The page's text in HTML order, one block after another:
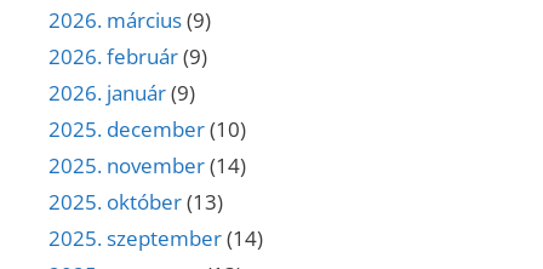
2026. március(9)
2026. február(9)
2026. január(9)
2025. december(10)
2025. november(14)
2025. október(13)
2025. szeptember(14)